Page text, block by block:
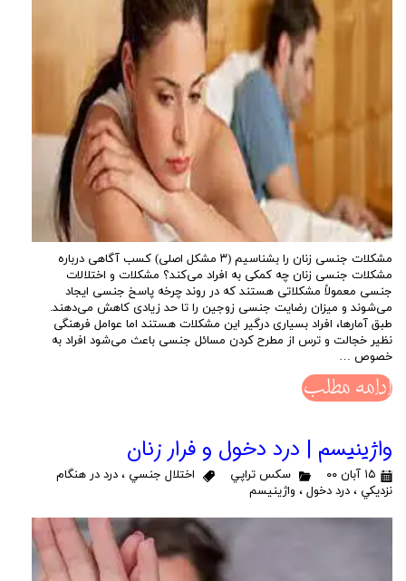
مشکلات جنسی زنان را بشناسیم (۳ مشکل اصلی) کسب آگاهی درباره
مشکلات جنسی زنان چه کمکی به افراد می‌کند؟ مشکلات و اختلالات
جنسی معمولاً مشکلاتی هستند که در روند چرخه پاسخ جنسی ایجاد
می‌شوند و میزان رضایت جنسی زوجین را تا حد زیادی کاهش می‌دهند.
طبق آمارها، افراد بسیاری درگیر این مشکلات هستند اما عوامل فرهنگی
نظیر خجالت و ترس از مطرح کردن مسائل جنسی باعث می‌شود افراد به
خصوص …
ادامه مطلب
واژینیسم | درد دخول و فرار زنان
۱۵ آبان ۰۰ سكس تراپي اختلال جنسي ، درد در هنگام
نزديكي ، درد دخول ، واژينيسم